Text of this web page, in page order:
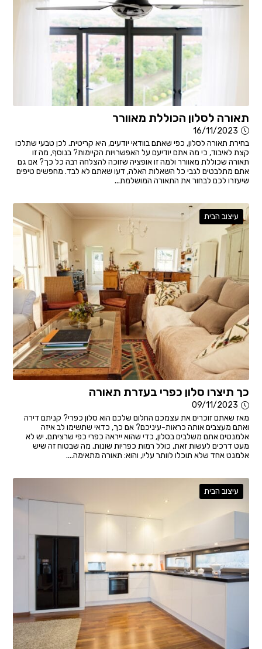
תאורה לסלון הכוללת מאוורר
16/11/2023
בחירת תאורה לסלון, כפי שאתם בוודאי יודעים, היא קריטית. לכן טבעי שתלכו
קצת לאיבוד, כי מה אתם יודיעם על האפשרויות הקיימות? בנוסף, מה זו
תאורה שכוללת מאוורר ולמה זו אופציה שזוכה להצלחה רבה כל כך? אם גם
אתם מתלבטים לגבי כל השאלות האלה, דעו שאתם לא לבד. מחפשים טיפים
שיעזרו לכם לבחור את התאורה המושלמת...
עיצוב הבית
כך תיצרו סלון כפרי בעזרת תאורה
09/11/2023
מאז שאתם זוכרים את עצמכם החלום שלכם הוא סלון כפרי? קניתם דירה
ואתם מעצבים אותה כראות-עיניכם? אם כך, כדאי שתשימו לב איזה
אלמנטים אתם משלבים בסלון, כדי שהוא ייראה כפרי כפי שרציתם. יש לא
מעט דרכים לעשות זאת, כולל רמות כפריות שונות. מה שבטוח זה שיש
אלמנט אחד שלא תוכלו לוותר עליו, והוא: תאורה מתאימה....
עיצוב הבית